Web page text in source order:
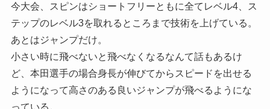
今大会、スピンはショートフリーともに全てレベル4、ス
テップのレベル3を取れるところまで技術を上げている。
あとはジャンプだけ。
小さい時に飛べないと飛べなくなるなんて話もあるけ
ど、本田選手の場合身長が伸びてからスピードを出せる
ようになって高さのある良いジャンプが飛べるようにな
っている。